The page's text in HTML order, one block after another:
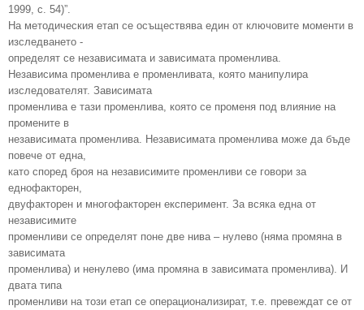
1999, с. 54)”.
На методическия етап се осъществява един от ключовите моменти в
изследването -
определят се независимата и зависимата променлива.
Независима променлива е променливата, която манипулира
изследователят. Зависимата
променлива е тази променлива, която се променя под влияние на
промените в
независимата променлива. Независимата променлива може да бъде
повече от една,
като според броя на независимите променливи се говори за
еднофакторен,
двуфакторен и многофакторен експеримент. За всяка една от
независимите
променливи се определят поне две нива – нулево (няма промяна в
зависимата
променлива) и ненулево (има промяна в зависимата променлива). И
двата типа
променливи на този етап се операционализират, т.е. превеждат се от